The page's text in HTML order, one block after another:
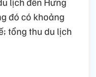
đó có khoảng
tổng thu du lịch